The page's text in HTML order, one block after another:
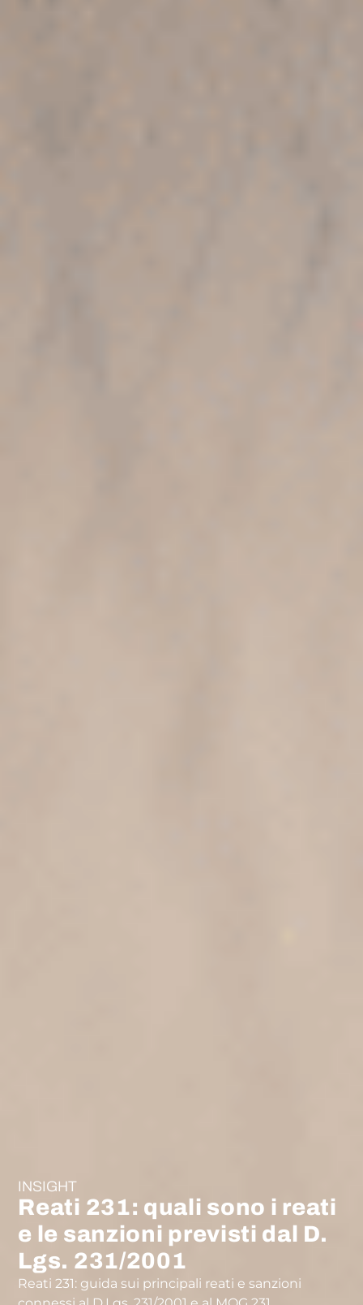
INSIGHT
Reati 231: quali sono i reati
e le sanzioni previsti dal D.
Lgs. 231/2001
Reati 231: guida sui principali reati e sanzioni